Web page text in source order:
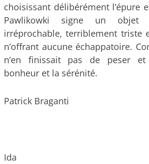
choisissant délibérément l’épure
Pawlikowki signe un objet
irréprochable, terriblement triste
n’offrant aucune échappatoire.
n’en finissait pas de peser et
bonheur et la sérénité.
Patrick Braganti
Ida